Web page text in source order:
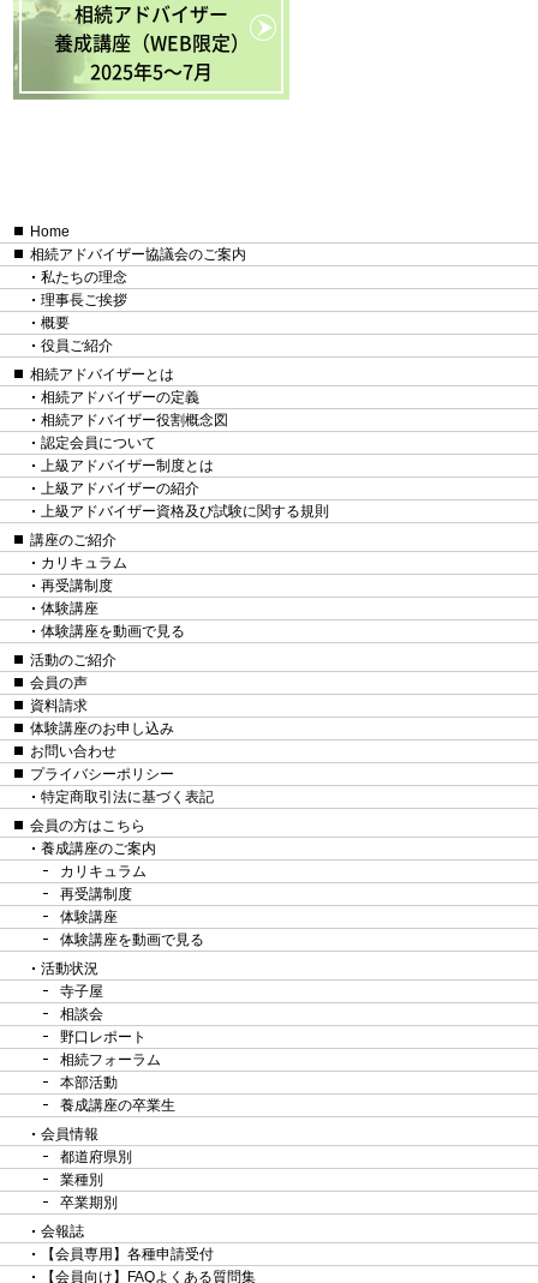
相続アドバイザー
養成講座（WEB限定）
2025年5〜7月
Home
相続アドバイザー協議会のご案内
私たちの理念
理事長ご挨拶
概要
役員ご紹介
相続アドバイザーとは
相続アドバイザーの定義
相続アドバイザー役割概念図
認定会員について
上級アドバイザー制度とは
上級アドバイザーの紹介
上級アドバイザー資格及び試験に関する規則
講座のご紹介
カリキュラム
再受講制度
体験講座
体験講座を動画で見る
活動のご紹介
会員の声
資料請求
体験講座のお申し込み
お問い合わせ
プライバシーポリシー
特定商取引法に基づく表記
会員の方はこちら
養成講座のご案内
カリキュラム
再受講制度
体験講座
体験講座を動画で見る
活動状況
寺子屋
相談会
野口レポート
相続フォーラム
本部活動
養成講座の卒業生
会員情報
都道府県別
業種別
卒業期別
会報誌
【会員専用】各種申請受付
【会員向け】FAQよくある質問集